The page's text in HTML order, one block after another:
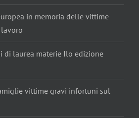
in memoria delle vittime
di laurea materie Ilo edizione
vittime gravi infortuni sul